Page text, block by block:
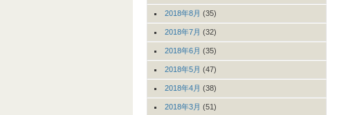
2018年8月 (35)
2018年7月 (32)
2018年6月 (35)
2018年5月 (47)
2018年4月 (38)
2018年3月 (51)